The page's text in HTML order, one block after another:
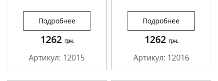
Подробнее
1262 грн.
Артикул: 12015
Подробнее
1262 грн.
Артикул: 12016